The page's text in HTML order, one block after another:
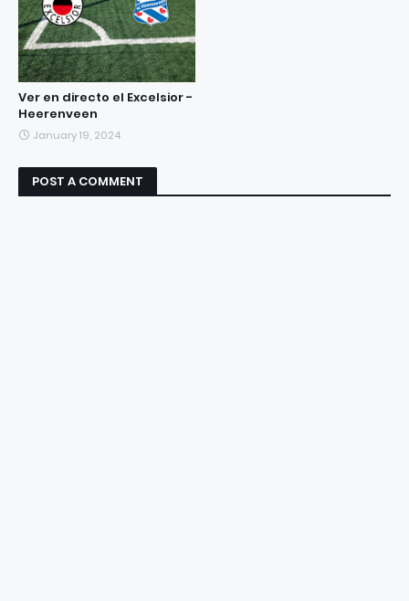
Ver en directo el Excelsior -
Heerenveen
January 19, 2024
POST A COMMENT